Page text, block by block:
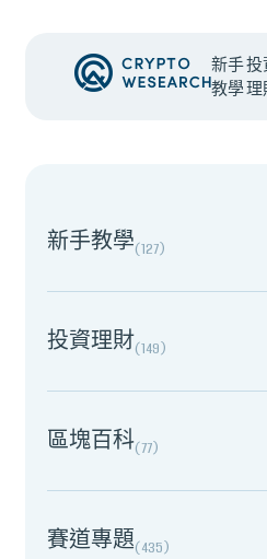
新手
教學
投
理
NEW EVENT
新手教學(127)
投資理財(149)
區塊百科(77)
賽道專題(435)